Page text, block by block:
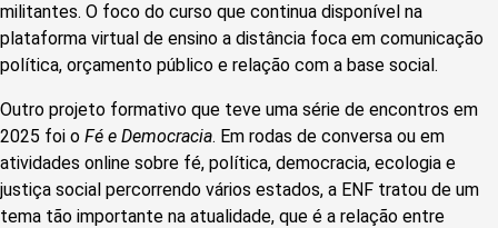
militantes. O foco do curso que continua disponível na
plataforma virtual de ensino a distância foca em comunicação
política, orçamento público e relação com a base social.
Outro projeto formativo que teve uma série de encontros em
2025 foi o Fé e Democracia. Em rodas de conversa ou em
atividades online sobre fé, política, democracia, ecologia e
justiça social percorrendo vários estados, a ENF tratou de um
tema tão importante na atualidade, que é a relação entre